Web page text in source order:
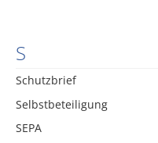
S
Schutzbrief
Selbstbeteiligung
SEPA